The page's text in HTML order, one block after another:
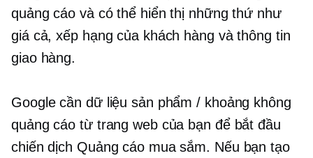
quảng cáo và có thể hiển thị những thứ như
giá cả, xếp hạng của khách hàng và thông tin
giao hàng.
Google cần dữ liệu sản phẩm / khoảng không
quảng cáo từ trang web của bạn để bắt đầu
chiến dịch Quảng cáo mua sắm. Nếu bạn tạo